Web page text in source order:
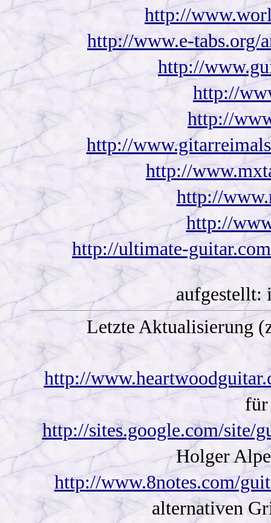
http://
http://www.e-tabs.org/
http://
http://
http://
http://
http://
http://
http://
http://ultimate-
aufgestellt:
Letzte Aktualisierung
http://
für
http://sites.google.com/site/
Holger
http://www.8notes.com/
alternativen